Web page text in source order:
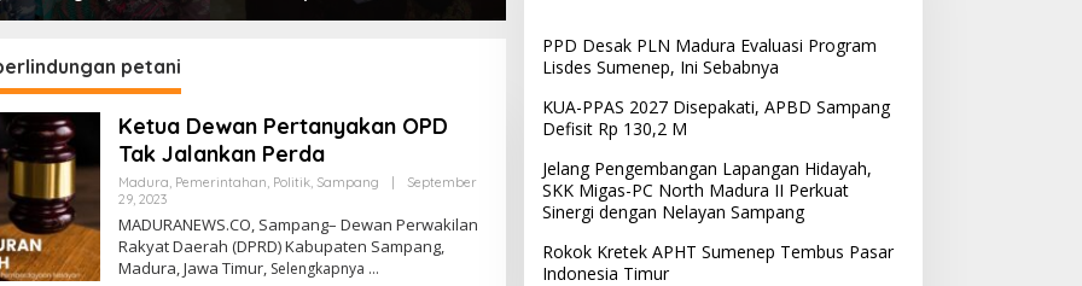
North Madura II
Sampang
Indonesia Timur
petani
Ketua Dewan Pertanyakan OPD
Tak Jalankan Perda
Madura, Pemerintahan, Politik, Sampang
September
29, 2023Oleh
MADURANEWS.CO, Sampang– Dewan Perwakilan
Rakyat Daerah (DPRD) Kabupaten Sampang,
Madura, Jawa Timur, Selengkapnya
PPD Desak PLN Madura Evaluasi Program
Lisdes Sumenep, Ini Sebabnya
KUA-PPAS 2027 Disepakati, APBD Sampang
Defisit Rp 130,2 M
Jelang Pengembangan Lapangan Hidayah,
SKK Migas-PC North Madura II Perkuat
Sinergi dengan Nelayan Sampang
Rokok Kretek APHT Sumenep Tembus Pasar
Indonesia Timur